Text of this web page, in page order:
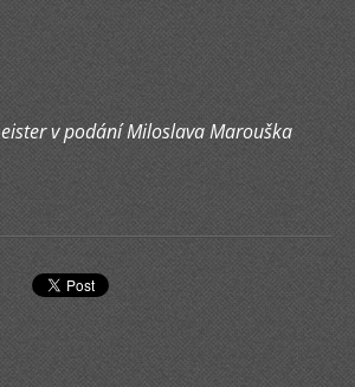
v podání Miloslava Marouška